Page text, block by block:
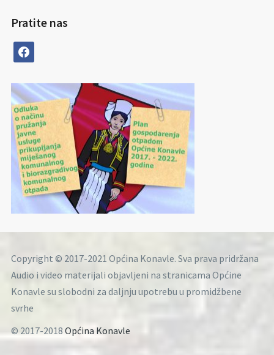
Pratite nas
facebook
Copyright © 2017-2021 Općina Konavle. Sva prava pridržana
Audio i video materijali objavljeni na stranicama Općine
Konavle su slobodni za daljnju upotrebu u promidžbene
svrhe
© 2017-2018 Općina Konavle